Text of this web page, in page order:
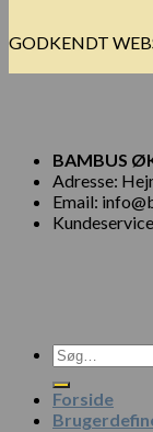
GODKENDT
BAMBUS
Adresse:
Email:
Søg
efter:
Forside